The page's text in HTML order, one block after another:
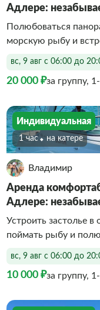
Адлере:
Полюбоваться
морскую рыбу и
вс, 9 авг с 06:00 до
20 000 ₽за группу,
Индивидуальная
1 час На катере
Владимир
Аренда
Адлере:
Устроить застолье в
поймать рыбу и
вс, 9 авг с 06:00 до
10 000 ₽за группу,